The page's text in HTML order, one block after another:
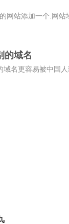
网站添加一个.网站
的域名
域名更容易被中国